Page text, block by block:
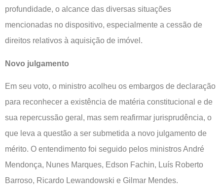
profundidade, o alcance das diversas situações
mencionadas no dispositivo, especialmente a cessão de
direitos relativos à aquisição de imóvel.
Novo julgamento
Em seu voto, o ministro acolheu os embargos de declaração
para reconhecer a existência de matéria constitucional e de
sua repercussão geral, mas sem reafirmar jurisprudência, o
que leva a questão a ser submetida a novo julgamento de
mérito. O entendimento foi seguido pelos ministros André
Mendonça, Nunes Marques, Edson Fachin, Luís Roberto
Barroso, Ricardo Lewandowski e Gilmar Mendes.